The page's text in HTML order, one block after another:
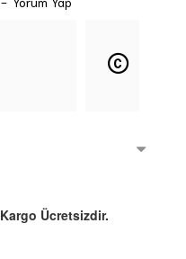
Kargo Ücretsizdir.